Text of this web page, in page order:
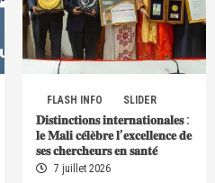
FLASH INFO SLIDER
𝐃𝐢𝐬𝐭𝐢𝐧𝐜𝐭𝐢𝐨𝐧𝐬 𝐢𝐧𝐭𝐞𝐫𝐧𝐚𝐭𝐢𝐨𝐧𝐚𝐥𝐞𝐬 :
𝐥𝐞 𝐌𝐚𝐥𝐢 𝐜𝐞́𝐥𝐞̀𝐛𝐫𝐞 𝐥’𝐞𝐱𝐜𝐞𝐥𝐥𝐞𝐧𝐜𝐞 𝐝𝐞
𝐬𝐞𝐬 𝐜𝐡𝐞𝐫𝐜𝐡𝐞𝐮𝐫𝐬 𝐞𝐧 𝐬𝐚𝐧𝐭𝐞́
7 juillet 2026